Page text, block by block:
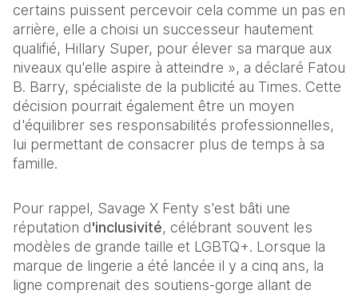
certains puissent percevoir cela comme un pas en
arrière, elle a choisi un successeur hautement
qualifié, Hillary Super, pour élever sa marque aux
niveaux qu'elle aspire à atteindre », a déclaré Fatou
B. Barry, spécialiste de la publicité au Times. Cette
décision pourrait également être un moyen
d'équilibrer ses responsabilités professionnelles,
lui permettant de consacrer plus de temps à sa
famille.
Pour rappel, Savage X Fenty s'est bâti une
réputation d'inclusivité, célébrant souvent les
modèles de grande taille et LGBTQ+. Lorsque la
marque de lingerie a été lancée il y a cinq ans, la
ligne comprenait des soutiens-gorge allant de